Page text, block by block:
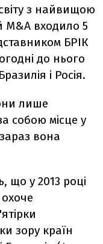
з найвищою
M&A входило 5
БРІК
до нього
і Росія.
лише
собою місце у
вона
що у 2013 році
зору країн